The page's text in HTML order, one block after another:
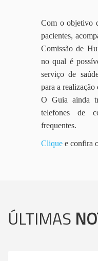
Com o objetivo
pacientes,
Comissão de
no qual é
serviço de
para a realização
O Guia ainda
telefones de
frequentes.
Clique e confira
ÚLTIMAS